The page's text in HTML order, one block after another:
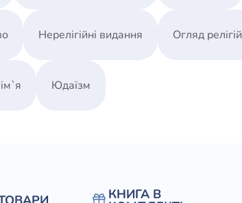
Нерелігійні видання Огляд релігій
Юдаїзм
КНИГА В